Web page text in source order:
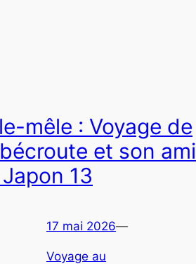
mêle : Voyage de
et son ami
13
17 mai 2026—
Voyage au